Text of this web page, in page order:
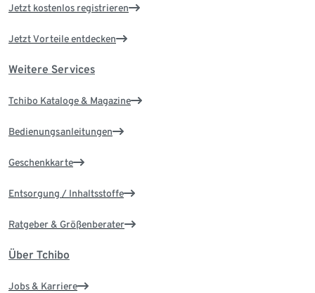
Jetzt kostenlos registrieren
Jetzt Vorteile entdecken
Weitere Services
Tchibo Kataloge & Magazine
Bedienungsanleitungen
Geschenkkarte
Entsorgung / Inhaltsstoffe
Ratgeber & Größenberater
Über Tchibo
Jobs & Karriere